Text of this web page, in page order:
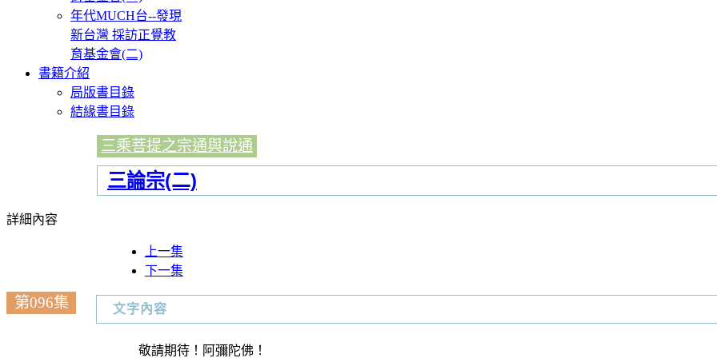
年代MUCH台--發現
新台灣 採訪正覺教
育基金會(二)
書籍介紹
局版書目錄
結緣書目錄
三乘菩提之宗通與說通
三論宗(二)
詳細內容
上一集
下一集
第096集 文字內容
敬請期待！阿彌陀佛！